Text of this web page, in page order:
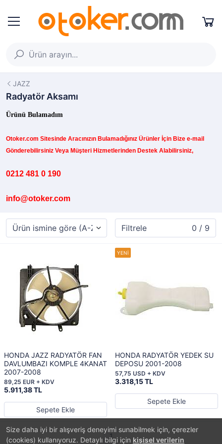
Size daha iyi bir alışveriş deneyimi sunabilmek için, çerezler
(cookies) kullanıyoruz. Detaylı bilgi için kişisel verilerin
JAZZ
Radyatör Aksamı
Ürünü Bulamadım
Otoker.com Sitesinde Aracınızın Bulamadığınız Ürünler İçin Bize e-mail
Gönderebilirsiniz Veya Müşteri Hizmetlerinden Destek Alabilirsiniz,
0212 481 0 190
info@otoker.com
Filtrele 0 / 9
HONDA JAZZ RADYATÖR FAN
DAVLUMBAZI KOMPLE 4KANAT
2007-2008
5.911,38 TL
89,25 EUR + KDV
Sepete Ekle
HONDA RADYATÖR YEDEK SU
DEPOSU 2001-2008
3.318,15 TL
57,75 USD + KDV
Sepete Ekle
1